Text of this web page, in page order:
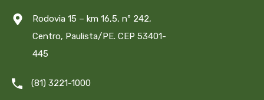
Rodovia 15 – km 16,5, nº 242,
Centro, Paulista/PE. CEP 53401-
445
(81) 3221-1000